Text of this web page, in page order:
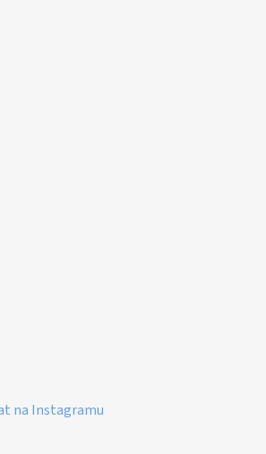
na Instagramu